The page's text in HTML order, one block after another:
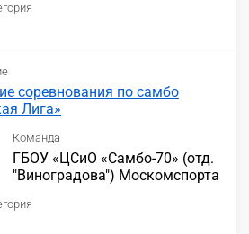
соревнования по самбо
Лига»
Команда
ГБОУ «ЦСиО «Самбо-70» (отд.
"Виноградова") Москомспорта